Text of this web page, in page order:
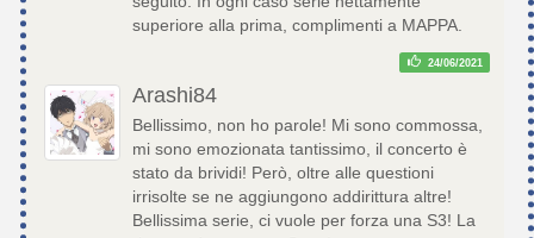
superiore alla prima, complimenti a MAPPA.
24/06/2021
Arashi84
Bellissimo, non ho parole! Mi sono commossa,
mi sono emozionata tantissimo, il concerto è
stato da brividi! Però, oltre alle questioni
irrisolte se ne aggiungono addirittura altre!
Bellissima serie, ci vuole per forza una S3! La